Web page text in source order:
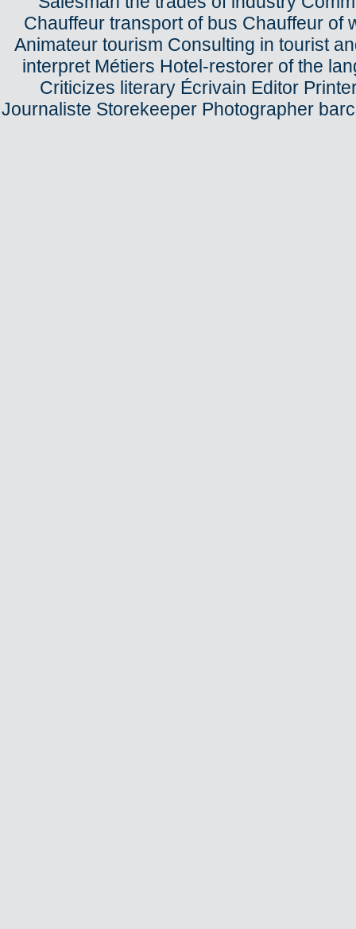
Chauffeur transport of bus Chauffeur of
Animateur tourism Consulting in tourist
interpret Métiers Hotel-restorer of the
Criticizes literary Écrivain Editor
Journaliste Storekeeper Photographer